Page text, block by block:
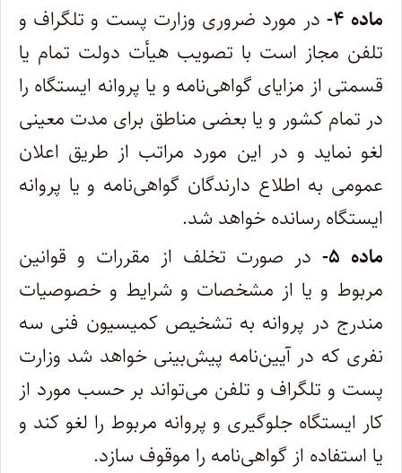
‌ماده ۴-
در مورد ضروری وزارت پست و تلگراف و
تلفن مجاز است با تصویب هیأت دولت تمام یا
قسمتی از مزایای گواهی‌نامه و یا پروانه ایستگاه را
در تمام کشور و یا بعضی مناطق برای مدت معینی
لغو نماید و در این مورد مراتب از طریق اعلان
عمومی به اطلاع دارندگان گواهی‌نامه و یا پروانه
ایستگاه رسانده خواهد شد.
‌ماده ۵-
در صورت تخلف از مقررات و قوانین
مربوط و یا از مشخصات و شرایط و خصوصیات
مندرج در پروانه به تشخیص کمیسیون فنی سه
نفری که در آیین‌نامه پیش‌بینی خواهد شد وزارت
پست و تلگراف و تلفن می‌تواند بر حسب مورد از
کار ایستگاه جلوگیری و پروانه مربوط را لغو کند و
یا استفاده از گواهی‌نامه را موقوف سازد.